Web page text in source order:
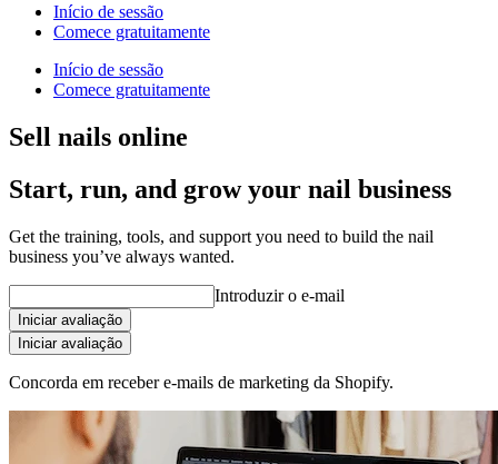
Início de sessão
Comece gratuitamente
Início de sessão
Comece gratuitamente
Sell nails online
Start, run, and grow your nail business
Get the training, tools, and support you need to build the nail
business you’ve always wanted.
Introduzir o e-mail
Iniciar avaliação
Iniciar avaliação
Concorda em receber e-mails de marketing da Shopify.